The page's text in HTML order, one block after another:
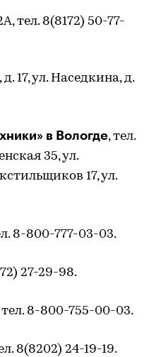
тел. 8(8172) 50-77-
17, ул. Наседкина, д.
в Вологде, тел.
35, ул.
17, ул.
8-800-777-03-03.
27-29-98.
тел. 8-800-755-00-03.
8(8202) 24-19-19.